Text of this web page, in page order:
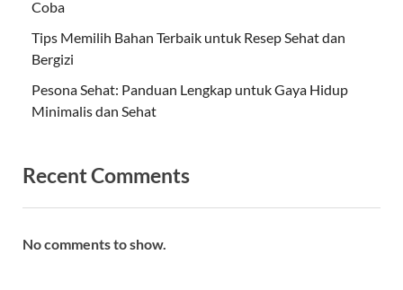
Coba
Tips Memilih Bahan Terbaik untuk Resep Sehat dan
Bergizi
Pesona Sehat: Panduan Lengkap untuk Gaya Hidup
Minimalis dan Sehat
Recent Comments
No comments to show.